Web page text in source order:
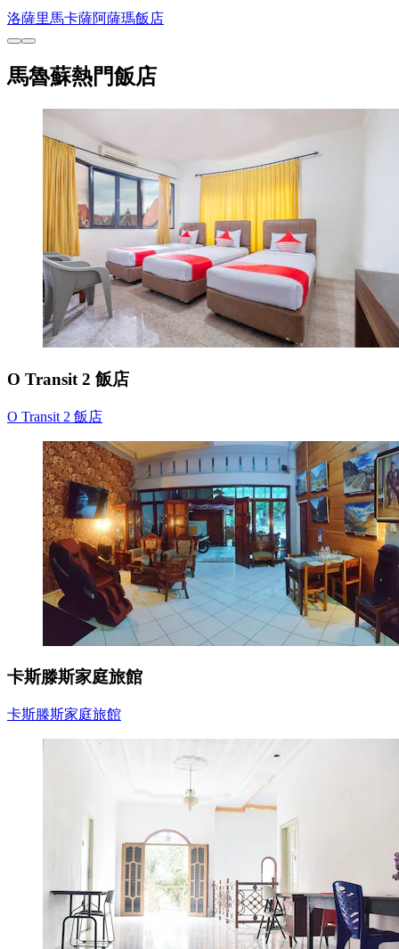
洛薩里馬卡薩阿薩瑪飯店
馬魯蘇熱門飯店
O Transit 2 飯店
O Transit 2 飯店
卡斯滕斯家庭旅館
卡斯滕斯家庭旅館